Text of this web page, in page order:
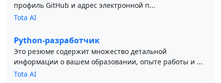
профиль GitHub и адрес электронной п...
Tota AI
Python-разработчик
Это резюме содержит множество детальной
информации о вашем образовании, опыте работы и ...
Tota AI